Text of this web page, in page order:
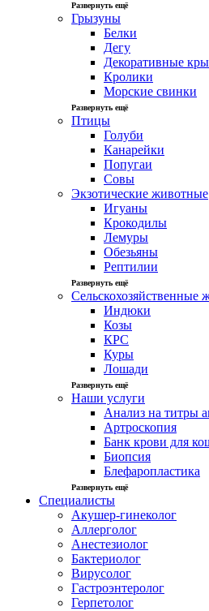
Развернуть ещё
Грызуны
Белки
Дегу
Декоративные
Кролики
Морские свинки
Развернуть ещё
Птицы
Голуби
Канарейки
Попугаи
Совы
Экзотические животные
Игуаны
Крокодилы
Лемуры
Обезьяны
Рептилии
Развернуть ещё
Сельскохозяйственные
Индюки
Козы
КРС
Куры
Лошади
Развернуть ещё
Наши услуги
Анализ на титры
Артроскопия
Банк крови для
Биопсия
Блефаропластика
Развернуть ещё
Специалисты
Акушер-гинеколог
Аллерголог
Анестезиолог
Бактериолог
Вирусолог
Гастроэнтеролог
Герпетолог